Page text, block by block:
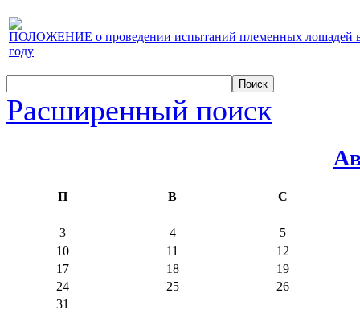
ПОЛОЖЕНИЕ о проведении испытаний племенных лошадей
году
Расширенный поиск
П В С
3 4
5
10
11
12
17
18
19
24
25
26
31